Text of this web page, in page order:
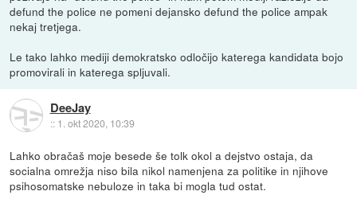
defund the police ne pomeni dejansko defund the police ampak
nekaj tretjega.
Le tako lahko mediji demokratsko odločijo katerega kandidata bojo
promovirali in katerega spljuvali.
DeeJay
:: 1. okt 2020, 10:39
Lahko obračaš moje besede še tolk okol a dejstvo ostaja, da
socialna omrežja niso bila nikol namenjena za politike in njihove
psihosomatske nebuloze in taka bi mogla tud ostat.